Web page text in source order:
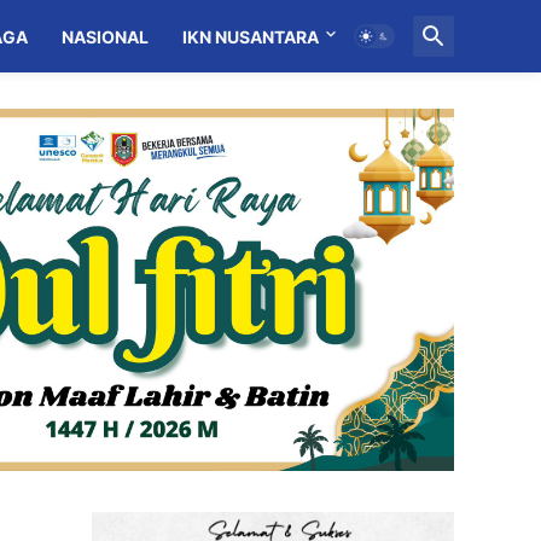
NASIONAL IKN NUSANTARA MITRA